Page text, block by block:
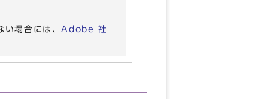
い場合には、Adobe 社